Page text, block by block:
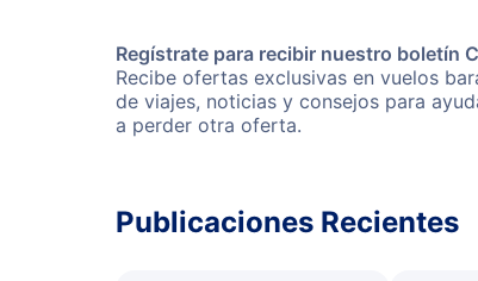
Regístrate para recibir nuestro boletín
Recibe ofertas exclusivas en vuelos
de viajes, noticias y consejos para
a perder otra oferta.
Publicaciones Recientes